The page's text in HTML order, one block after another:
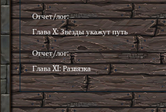
Отчет/лог:
Глава X: Звезды укажут путь
Отчет/лог:
Глава XI: Развязка